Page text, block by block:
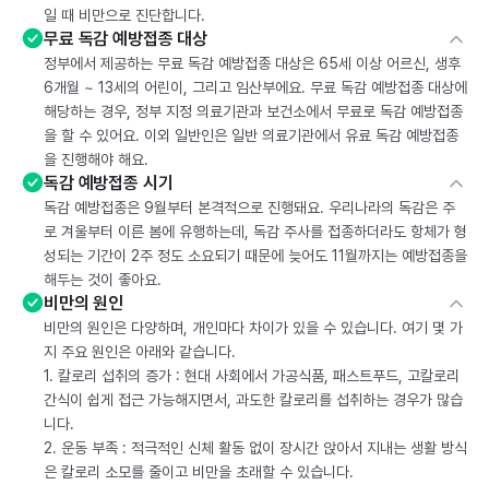
일 때 비만으로 진단합니다.
무료 독감 예방접종 대상
정부에서 제공하는 무료 독감 예방접종 대상은 65세 이상 어르신, 생후
6개월 ~ 13세의 어린이, 그리고 임산부에요. 무료 독감 예방접종 대상에
해당하는 경우, 정부 지정 의료기관과 보건소에서 무료로 독감 예방접종
을 할 수 있어요. 이외 일반인은 일반 의료기관에서 유료 독감 예방접종
을 진행해야 해요.
독감 예방접종 시기
독감 예방접종은 9월부터 본격적으로 진행돼요. 우리나라의 독감은 주
로 겨울부터 이른 봄에 유행하는데, 독감 주사를 접종하더라도 항체가 형
성되는 기간이 2주 정도 소요되기 때문에 늦어도 11월까지는 예방접종을
해두는 것이 좋아요.
비만의 원인
비만의 원인은 다양하며, 개인마다 차이가 있을 수 있습니다. 여기 몇 가
지 주요 원인은 아래와 같습니다.
1. 칼로리 섭취의 증가 : 현대 사회에서 가공식품, 패스트푸드, 고칼로리
간식이 쉽게 접근 가능해지면서, 과도한 칼로리를 섭취하는 경우가 많습
니다.
2. 운동 부족 : 적극적인 신체 활동 없이 장시간 앉아서 지내는 생활 방식
은 칼로리 소모를 줄이고 비만을 초래할 수 있습니다.